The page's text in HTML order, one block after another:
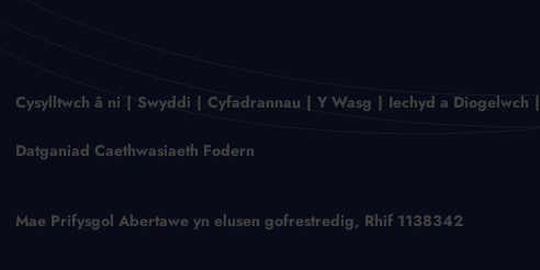
Cysylltwch â ni Swyddi Cyfadrannau Y Wasg Iechyd a Diogelwch
Datganiad Caethwasiaeth Fodern
Mae Prifysgol Abertawe yn elusen gofrestredig, Rhif 1138342